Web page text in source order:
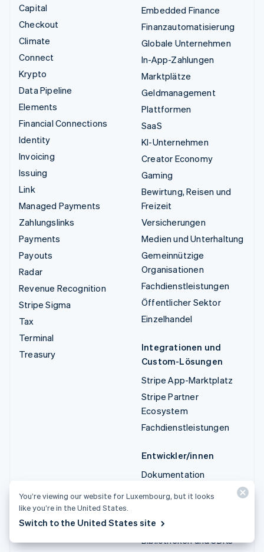
Capital
Checkout
Climate
Connect
Krypto
Data Pipeline
Elements
Financial Connections
Identity
Invoicing
Issuing
Link
Managed Payments
Zahlungslinks
Payments
Payouts
Radar
Revenue Recognition
Stripe Sigma
Tax
Terminal
Treasury
Embedded Finance
Finanzautomatisierung
Globale Unternehmen
In-App-Zahlungen
Marktplätze
Geldmanagement
Plattformen
SaaS
KI-Unternehmen
Creator Economy
Gaming
Bewirtung, Reisen und
Freizeit
Versicherungen
Medien und Unterhaltung
Gemeinnützige
Organisationen
Fachdienstleistungen
Öffentlicher Sektor
Einzelhandel
Integrationen und
Custom-Lösungen
Stripe App-Marktplatz
Stripe Partner
Ecosystem
Fachdienstleistungen
Entwickler/innen
Dokumentation
API-Änderungsprotokoll
Bibliotheken und SDKs
You’re viewing our website for Luxembourg, but it looks
like you’re in the United States.
Switch to the United States site